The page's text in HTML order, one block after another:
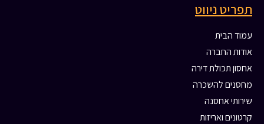
תפריט ניווט
עמוד הבית
אודות החברה
אחסון תכולת דירה
מחסנים להשכרה
שירותי אחסנה
קרטונים ואריזות